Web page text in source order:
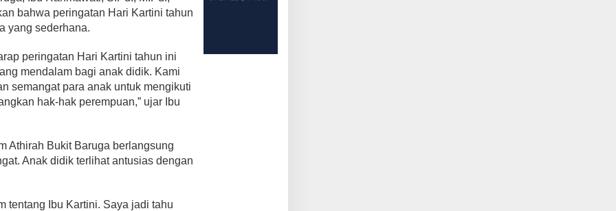
bahwa peringatan Hari Kartini tahun
yang sederhana.
peringatan Hari Kartini tahun ini
mendalam bagi anak didik. Kami
semangat para anak untuk mengikuti
hak-hak perempuan,” ujar Ibu
Athirah Bukit Baruga berlangsung
Anak didik terlihat antusias dengan
tentang Ibu Kartini. Saya jadi tahu